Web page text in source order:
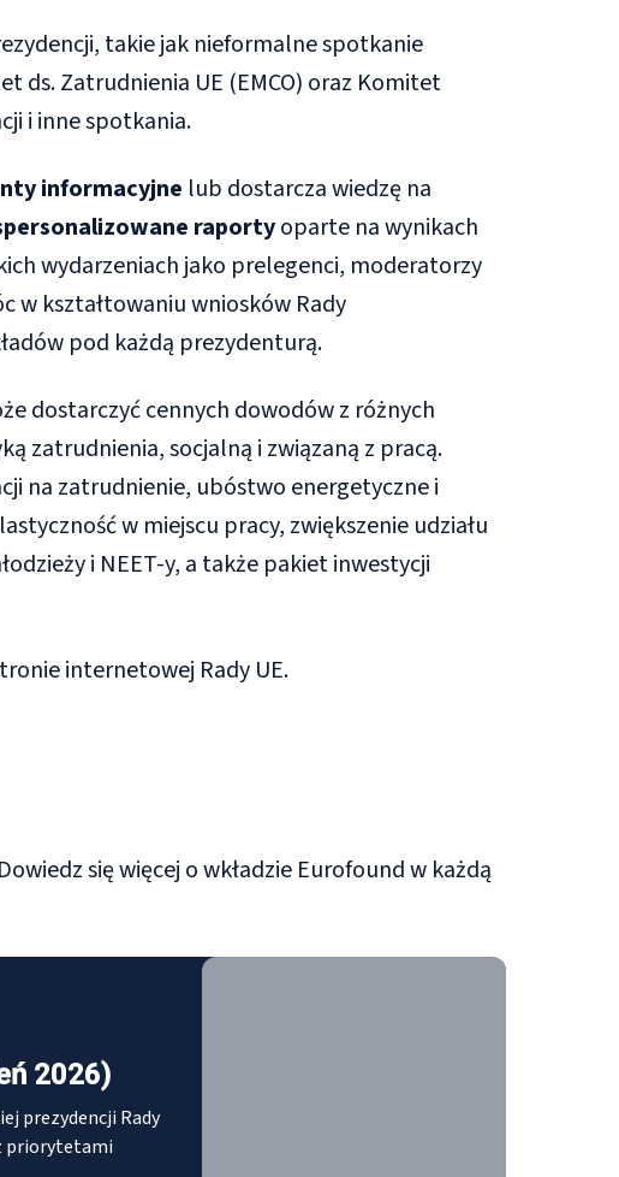
takie jak nieformalne spotkanie
ds. Zatrudnienia UE (EMCO) oraz Komitet
i inne spotkania.
informacyjne lub dostarcza wiedzę na
raportyoparte na wynikach
wydarzeniach jako prelegenci, moderatorzy
w kształtowaniu wniosków Rady
pod każdą prezydenturą.
dostarczyć cennych dowodów z różnych
zatrudnienia, socjalną i związaną z pracą.
na zatrudnienie, ubóstwo energetyczne i
w miejscu pracy, zwiększenie udziału
i NEET-y, a także pakiet inwestycji
internetowej Rady UE.
się więcej o wkładzie Eurofound w każdą
2026)
prezydencji Rady
priorytetami